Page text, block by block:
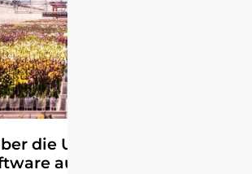
die Umstellung von On-
auf Cloud-Software